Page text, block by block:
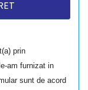
prin
am furnizat in
sunt de acord